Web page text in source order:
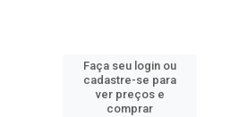
Faça seu login ou
cadastre-se para
ver preços e
comprar